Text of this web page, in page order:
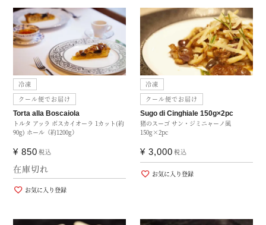
冷凍
クール便でお届け
トルタ アッラ ボスカイオーラ 1カット(約
90g) ホール（約1200g）
Torta alla Boscaiola
¥ 850 税込
在庫切れ
お気に入り登録
冷凍
クール便でお届け
猪のスーゴ サン・ジミニャーノ風
150g×2pc
Sugo di Cinghiale 150g×2pc
¥ 3,000 税込
お気に入り登録